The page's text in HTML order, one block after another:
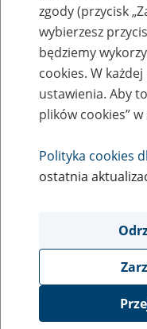
Zaproś ZUS do
eZUS w
Rodzaj wydarzenia
Szkolenia
obsługa klientów
Event description
Platforma Usług
zgody (przycisk
wybierzesz
będziemy
cookies. W
ustawienia. Aby
plików cookies”
Polityka cookies
ostatnia